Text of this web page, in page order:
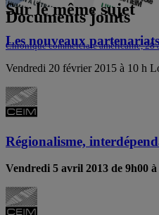
Documents joints
Chronique commerciale américaine, 28
Sur le même sujet
Les nouveaux
Vendredi 20 février 2015 à 10 h
Régionalisme,
Vendredi 5 avril 2013 de 9h00 à